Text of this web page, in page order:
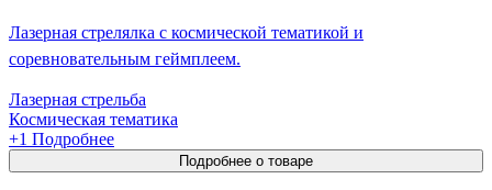
Лазерная стрелялка с космической тематикой и
соревновательным геймплеем.
Лазерная стрельба
Космическая тематика
+1 Подробнее
Подробнее о товаре